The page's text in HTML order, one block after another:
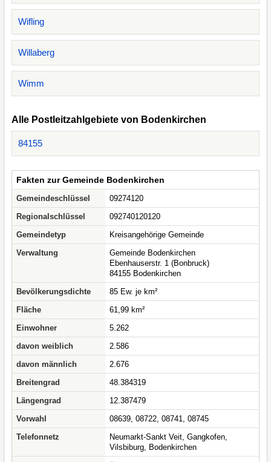
Wifling
Willaberg
Wimm
Alle Postleitzahlgebiete von Bodenkirchen
84155
Fakten zur Gemeinde Bodenkirchen
Gemeindeschlüssel
09274120
Regionalschlüssel
092740120120
Gemeindetyp
Kreisangehörige Gemeinde
Verwaltung
Gemeinde Bodenkirchen
Ebenhauserstr. 1 (Bonbruck)
84155 Bodenkirchen
Bevölkerungsdichte
85 Ew. je km²
Fläche
61,99 km²
Einwohner
5.262
davon weiblich
2.586
davon männlich
2.676
Breitengrad
48.384319
Längengrad
12.387479
Vorwahl
08639, 08722, 08741, 08745
Telefonnetz
Neumarkt-Sankt Veit, Gangkofen,
Vilsbiburg, Bodenkirchen